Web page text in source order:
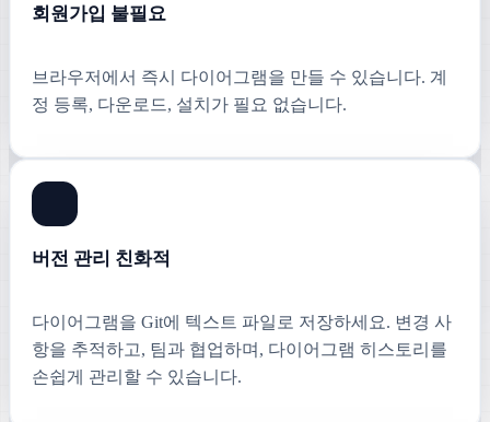
회원가입 불필요
브라우저에서 즉시 다이어그램을 만들 수 있습니다. 계
정 등록, 다운로드, 설치가 필요 없습니다.
버전 관리 친화적
다이어그램을 Git에 텍스트 파일로 저장하세요. 변경 사
항을 추적하고, 팀과 협업하며, 다이어그램 히스토리를
손쉽게 관리할 수 있습니다.